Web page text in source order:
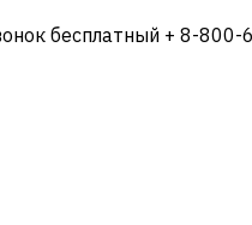
бесплатный + 8-